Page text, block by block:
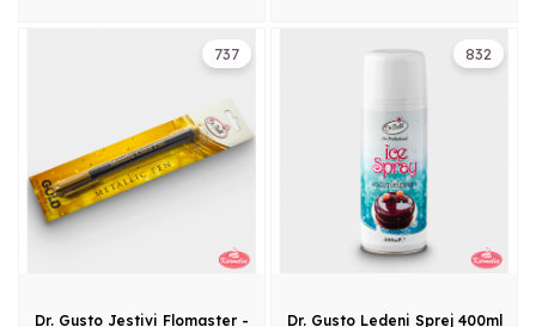
737
Dr. Gusto Jestivi Flomaster -
832
Dr. Gusto Ledeni Sprej 400ml